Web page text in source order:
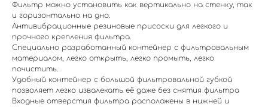
Фильтр можно установить как вертикально на стенку, так
и горизонтально на дно.
Антивибрационные резиновые присоски для легкого и
прочного крепления фильтра.
Специально разработанный контейнер с фильтровальным
материалом, легко открыть, легко промыть, легко
почистить.
Удобный контейнер с большой фильтровальной губкой
позволяет легко извалекать её даже без снятия фильтра
Входные отверстия фильтра расположены в нижней и